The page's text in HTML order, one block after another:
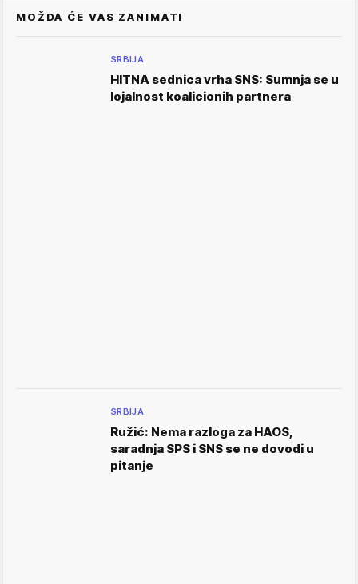
MOŽDA ĆE VAS ZANIMATI
SRBIJA
HITNA sednica vrha SNS: Sumnja se u
lojalnost koalicionih partnera
SRBIJA
Ružić: Nema razloga za HAOS,
saradnja SPS i SNS se ne dovodi u
pitanje